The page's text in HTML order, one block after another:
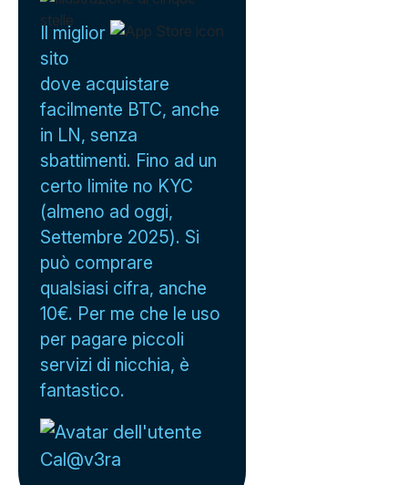
Il miglior
sito
dove acquistare
facilmente BTC, anche
in LN, senza
sbattimenti. Fino ad un
certo limite no KYC
(almeno ad oggi,
Settembre 2025). Si
può comprare
qualsiasi cifra, anche
10€. Per me che le uso
per pagare piccoli
servizi di nicchia, è
fantastico.
Cal@v3ra